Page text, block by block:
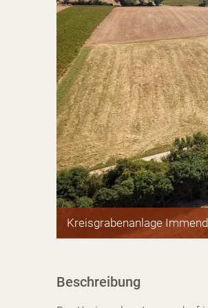
Kreisgrabenanlage
Beschreibung